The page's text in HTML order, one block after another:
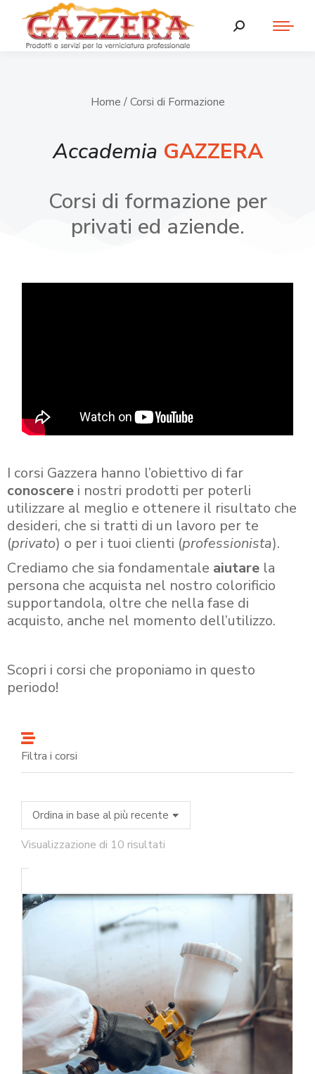
Home / Corsi di Formazione
Accademia GAZZERA
Corsi di formazione per
privati ed aziende.
I corsi Gazzera hanno l’obiettivo di far
conoscere i nostri prodotti per poterli
utilizzare al meglio e ottenere il risultato che
desideri, che si tratti di un lavoro per te
(privato) o per i tuoi clienti (professionista).
Crediamo che sia fondamentale aiutare la
persona che acquista nel nostro colorificio
supportandola, oltre che nella fase di
acquisto, anche nel momento dell’utilizzo.
Scopri i corsi che proponiamo in questo
periodo!
Filtra i corsi
Visualizzazione di 10 risultati